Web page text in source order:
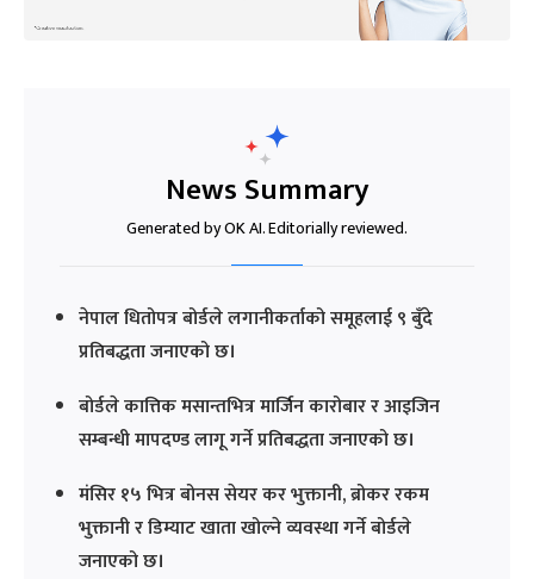
News Summary
Generated by OK AI. Editorially reviewed.
नेपाल धितोपत्र बोर्डले लगानीकर्ताको समूहलाई ९ बुँदे
प्रतिबद्धता जनाएको छ।
बोर्डले कात्तिक मसान्तभित्र मार्जिन कारोबार र आइजिन
सम्बन्धी मापदण्ड लागू गर्ने प्रतिबद्धता जनाएको छ।
मंसिर १५ भित्र बोनस सेयर कर भुक्तानी, ब्रोकर रकम
भुक्तानी र डिम्याट खाता खोल्ने व्यवस्था गर्ने बोर्डले
जनाएको छ।